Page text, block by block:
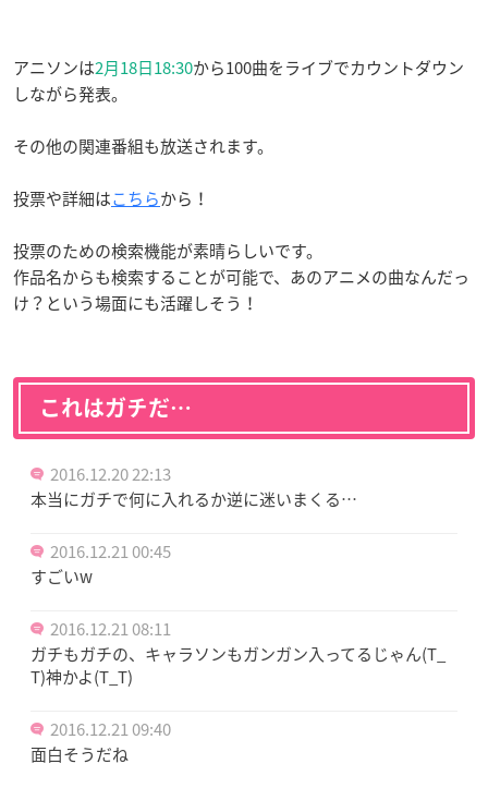
アニソンは2月18日18:30から100曲をライブでカウントダウン
しながら発表。
その他の関連番組も放送されます。
投票や詳細はこちらから！
投票のための検索機能が素晴らしいです。
作品名からも検索することが可能で、あのアニメの曲なんだっ
け？という場面にも活躍しそう！
これはガチだ…
2016.12.20 22:13
本当にガチで何に入れるか逆に迷いまくる…
2016.12.21 00:45
すごいw
2016.12.21 08:11
ガチもガチの、キャラソンもガンガン入ってるじゃん(T_
T)神かよ(T_T)
2016.12.21 09:40
面白そうだね